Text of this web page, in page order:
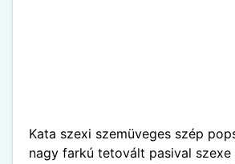
Kata szexi szemüveges szép
nagy farkú tetovált pasival szexe